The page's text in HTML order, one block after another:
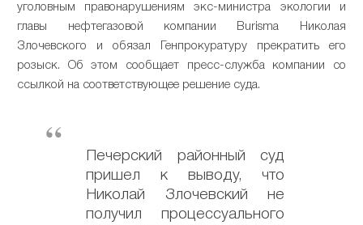
уголовным правонарушениям экс-министра экологии и
главы нефтегазовой компании Burisma Николая
Злочевского и обязал Генпрокуратуру прекратить его
розыск. Об этом сообщает пресс-служба компании со
ссылкой на соответствующее решение суда.
Печерский районный суд
пришел к выводу, что
Николай Злочевский не
получил процессуального